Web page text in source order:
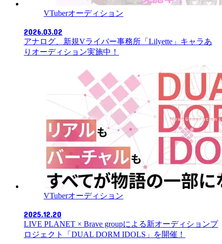
VTuberオーディション
2026.03.02
アナログ、新規Vライバー事務所「Lilyette」キャラあ
りオーディション実施中！
VTuberオーディション
2025.12.20
LIVE PLANET × Brave groupによる新オーディションプ
ロジェクト「DUAL DORM IDOLS」を開催！